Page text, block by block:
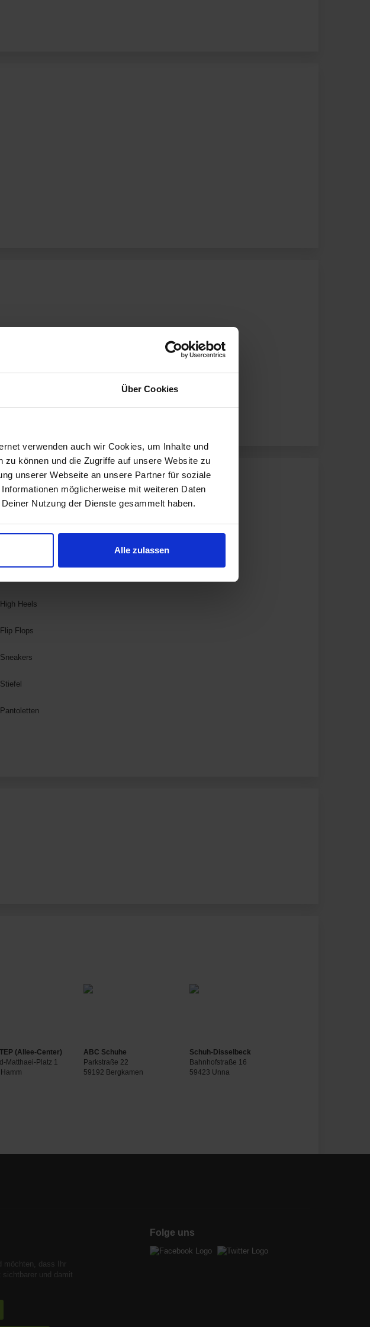
Über Cookies
verwenden auch wir Cookies, um Inhalte und
können und die Zugriffe auf unsere Website zu
unserer Webseite an unsere Partner für soziale
möglicherweise mit weiteren Daten
Nutzung der Dienste gesammelt haben.
Alle zulassen
Ballerinas
High Heels
Flip Flops
Sneakers
Stiefel
Pantoletten
(Allee-Center)
Matthaei-Platz 1
ABC Schuhe
Parkstraße 22
59192 Bergkamen
Schuh-Disselbeck
Bahnhofstraße 16
59423 Unna
möchten, dass Ihr
und damit
Folge uns